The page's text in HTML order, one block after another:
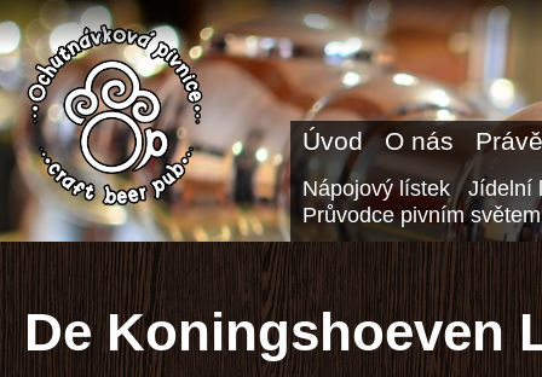
Úvod O nás
Nápojový lístek
Jídelní
Průvodce pivním světem
De Koningshoeven